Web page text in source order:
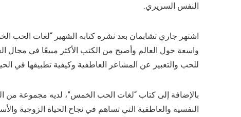
النفس السريري.
واسعة حول العالم وأصبح من الكتب الأكثر مبيعًا في مجال
للحب والتعبير عن المشاعر العاطفية وكيفية تطبيقها في
بالإضافة إلى كتاب “لغات الحب الخمس”، لديه مجموعة من
النفسية والعاطفية التي تساهم في نجاح الحياة الزوجية